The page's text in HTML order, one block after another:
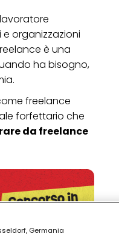
organizzazioni
è una
ha bisogno,
freelance
forfettario che
da freelance
Germania